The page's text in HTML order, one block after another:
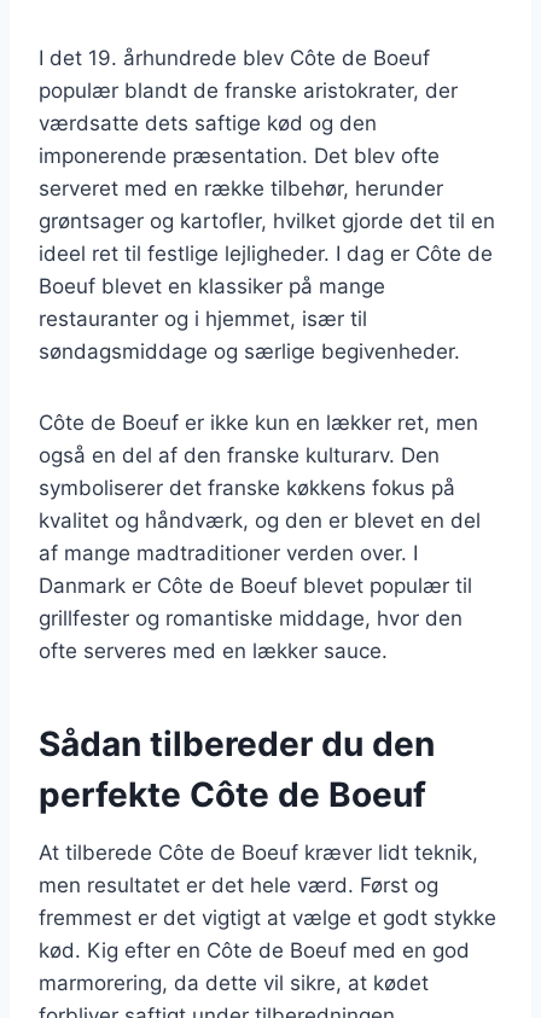
I det 19. århundrede blev Côte de Boeuf
populær blandt de franske aristokrater, der
værdsatte dets saftige kød og den
imponerende præsentation. Det blev ofte
serveret med en række tilbehør, herunder
grøntsager og kartofler, hvilket gjorde det til en
ideel ret til festlige lejligheder. I dag er Côte de
Boeuf blevet en klassiker på mange
restauranter og i hjemmet, især til
søndagsmiddage og særlige begivenheder.
Côte de Boeuf er ikke kun en lækker ret, men
også en del af den franske kulturarv. Den
symboliserer det franske køkkens fokus på
kvalitet og håndværk, og den er blevet en del
af mange madtraditioner verden over. I
Danmark er Côte de Boeuf blevet populær til
grillfester og romantiske middage, hvor den
ofte serveres med en lækker sauce.
Sådan tilbereder du den
perfekte Côte de Boeuf
At tilberede Côte de Boeuf kræver lidt teknik,
men resultatet er det hele værd. Først og
fremmest er det vigtigt at vælge et godt stykke
kød. Kig efter en Côte de Boeuf med en god
marmorering, da dette vil sikre, at kødet